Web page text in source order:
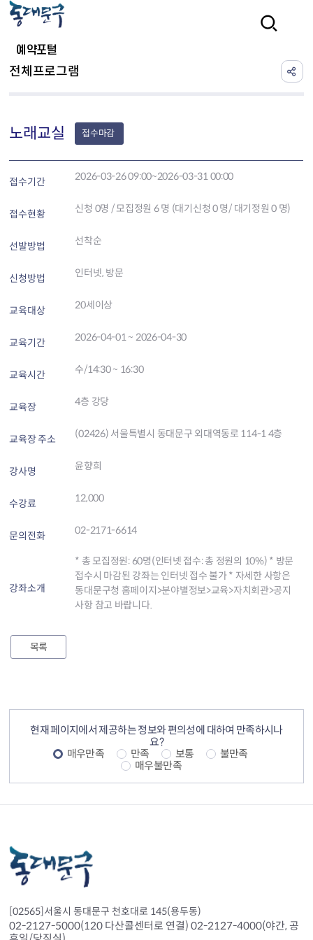
예약포털
전체프로그램
노래교실 접수마감
접수기간 2026-03-26 09:00~2026-03-31 00:00
접수현황 신청 0명 / 모집정원 6 명 (대기신청 0 명/ 대기정원 0 명)
선발방법 선착순
신청방법 인터넷, 방문
교육대상 20세이상
교육기간 2026-04-01 ~ 2026-04-30
교육시간 수/14:30 ~ 16:30
교육장 4층 강당
교육장 주소 (02426) 서울특별시 동대문구 외대역동로 114-1 4층
강사명 윤향희
수강료 12,000
문의전화 02-2171-6614
강좌소개
* 총 모집정원: 60명(인터넷 접수: 총 정원의 10%) * 방문
접수시 마감된 강좌는 인터넷 접수 불가 * 자세한 사항은
동대문구청 홈페이지>분야별정보>교육>자치회관>공지
사항 참고 바랍니다.
목록
현재 페이지에서 제공하는 정보와 편의성에 대하여 만족하시나
요?
매우만족
만족 보통
불만족
매우불만족
[02565]서울시 동대문구 천호대로 145(용두동)
02-2127-5000(120 다산콜센터로 연결) 02-2127-4000(야간, 공